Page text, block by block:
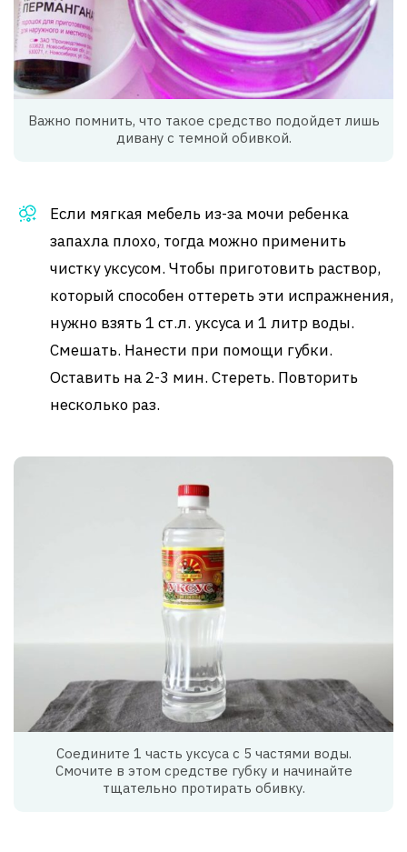
Важно помнить, что такое средство подойдет лишь
дивану с темной обивкой.
Если мягкая мебель из-за мочи ребенка
запахла плохо, тогда можно применить
чистку уксусом. Чтобы приготовить раствор,
который способен оттереть эти испражнения,
нужно взять 1 ст.л. уксуса и 1 литр воды.
Смешать. Нанести при помощи губки.
Оставить на 2-3 мин. Стереть. Повторить
несколько раз.
Соедините 1 часть уксуса с 5 частями воды.
Смочите в этом средстве губку и начинайте
тщательно протирать обивку.